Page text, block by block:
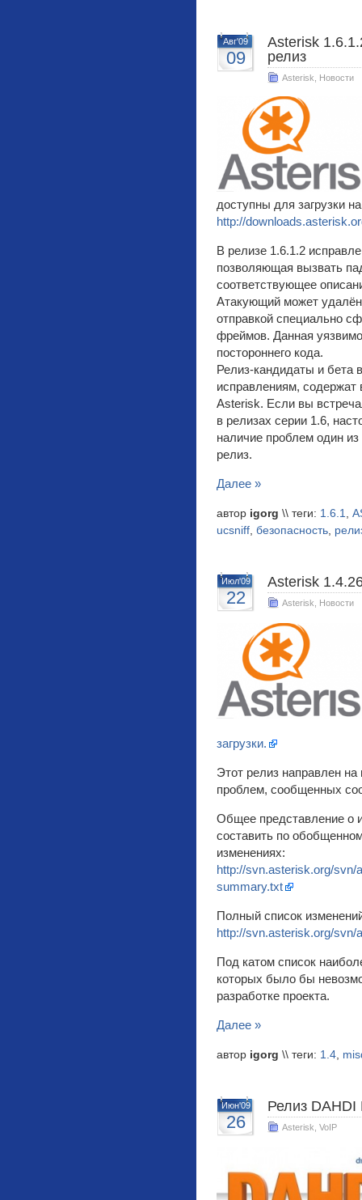
Авг'09
09
Asterisk
релиз
Asterisk Новости
доступны для загрузки
http://
В релизе 1.6.1.2
позволяющая вызвать
соответствующее
Атакующий может
отправкой специально
фреймов. Данная
постороннего кода.
Релиз-кандидаты и бета
исправлениям, содержат
Asterisk. Если вы
в релизах серии 1.6,
наличие проблем один
релиз.
Далее »
автор igorg \\ теги: 1.6.1,
ucsniff, безопасность,
Июл'09
22
Asterisk
Asterisk Новости
загрузки.
Этот релиз направлен
проблем, сообщенных
Общее представление о
составить по
изменениях:
http://svn.asterisk.org/svn/
summary.txt
Полный список
http://svn.asterisk.org/svn/
Под катом список
которых было бы
разработке проекта.
Далее »
автор igorg \\ теги: 1.4,
Июн'09
26
Релиз DAHDI
Asterisk VoIP